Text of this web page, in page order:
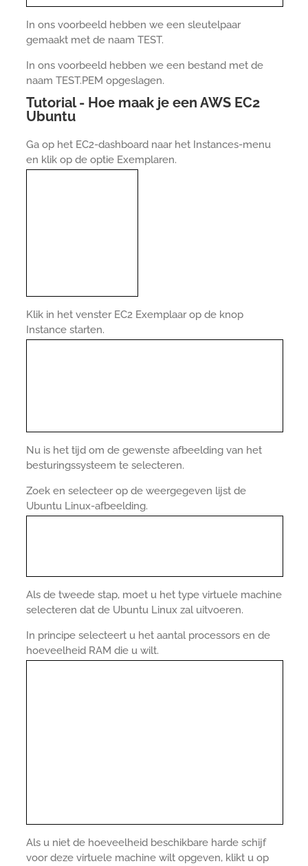
In ons voorbeeld hebben we een sleutelpaar
gemaakt met de naam TEST.
In ons voorbeeld hebben we een bestand met de
naam TEST.PEM opgeslagen.
Tutorial - Hoe maak je een AWS EC2
Ubuntu
Ga op het EC2-dashboard naar het Instances-menu
en klik op de optie Exemplaren.
Klik in het venster EC2 Exemplaar op de knop
Instance starten.
Nu is het tijd om de gewenste afbeelding van het
besturingssysteem te selecteren.
Zoek en selecteer op de weergegeven lijst de
Ubuntu Linux-afbeelding.
Als de tweede stap, moet u het type virtuele machine
selecteren dat de Ubuntu Linux zal uitvoeren.
In principe selecteert u het aantal processors en de
hoeveelheid RAM die u wilt.
Als u niet de hoeveelheid beschikbare harde schijf
voor deze virtuele machine wilt opgeven, klikt u op